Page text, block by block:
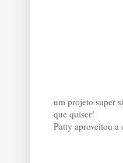
um projeto super
que quiser!
Patty aproveitou a